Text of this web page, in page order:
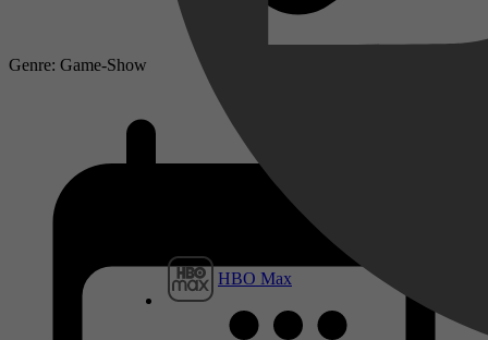
HBO Max
Genre: Game-Show